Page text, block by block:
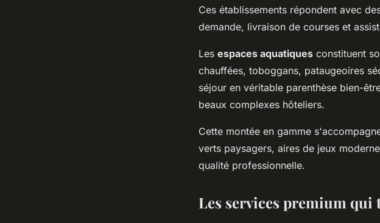
Ces établissements répondent avec
demande, livraison de courses et
Les espaces aquatiques constituent
chauffées, toboggans, pataugeoires
séjour en véritable parenthèse bien-
beaux complexes hôteliers.
Cette montée en gamme
verts paysagers, aires de jeux
qualité professionnelle.
Les services premium qui